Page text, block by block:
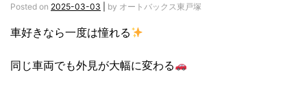
Posted on 2025-03-03 by オートバックス東戸塚
車好きなら一度は憧れる
同じ車両でも外見が大幅に変わる